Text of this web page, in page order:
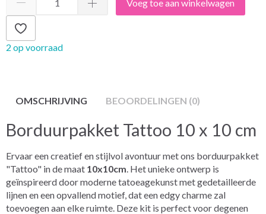
Voeg toe aan winkelwagen
2 op voorraad
OMSCHRIJVING BEOORDELINGEN (0)
Borduurpakket Tattoo 10 x 10 cm
Ervaar een creatief en stijlvol avontuur met ons borduurpakket
"Tattoo" in de maat 10x10cm . Het unieke ontwerp is
geïnspireerd door moderne tatoeagekunst met gedetailleerde
lijnen en een opvallend motief, dat een edgy charme zal
toevoegen aan elke ruimte. Deze kit is perfect voor degenen